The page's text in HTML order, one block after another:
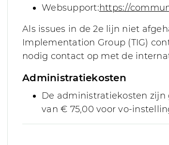
Websupport:https://
Als issues in de 2e lijn niet
Implementation Group (TIG)
nodig contact op met de
Administratiekosten
De administratiekosten
van € 75,00 voor vo-